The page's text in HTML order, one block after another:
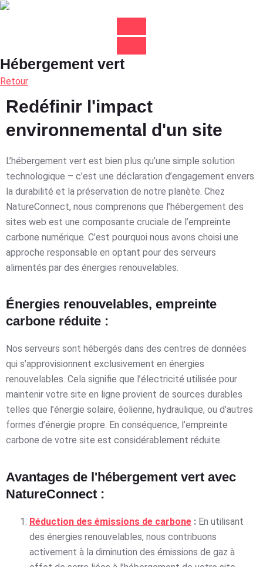
Hébergement vert
Retour
Redéfinir l'impact
environnemental d'un site
L’hébergement vert est bien plus qu’une simple solution
technologique – c’est une déclaration d’engagement envers
la durabilité et la préservation de notre planète. Chez
NatureConnect, nous comprenons que l’hébergement des
sites web est une composante cruciale de l’empreinte
carbone numérique. C’est pourquoi nous avons choisi une
approche responsable en optant pour des serveurs
alimentés par des énergies renouvelables.
Énergies renouvelables, empreinte
carbone réduite :
Nos serveurs sont hébergés dans des centres de données
qui s’approvisionnent exclusivement en énergies
renouvelables. Cela signifie que l’électricité utilisée pour
maintenir votre site en ligne provient de sources durables
telles que l’énergie solaire, éolienne, hydraulique, ou d’autres
formes d’énergie propre. En conséquence, l’empreinte
carbone de votre site est considérablement réduite.
Avantages de l'hébergement vert avec
NatureConnect :
Réduction des émissions de carbone : En utilisant
des énergies renouvelables, nous contribuons
activement à la diminution des émissions de gaz à